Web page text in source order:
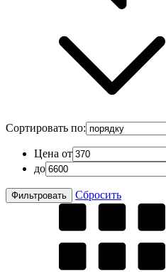
Сортировать по:
Цена от
до
Сбросить